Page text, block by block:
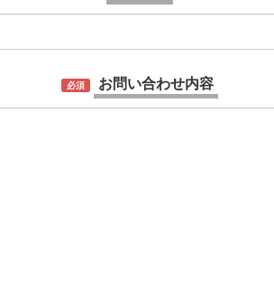
必須 お問い合わせ内容